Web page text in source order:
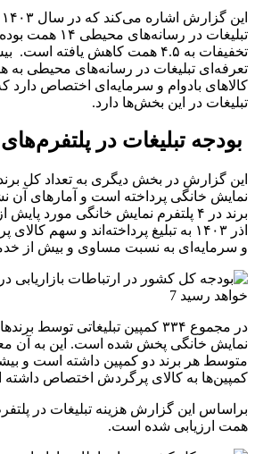
تبلیغات در
تعرفه‌ای تبلیغات در رسانه‌های محیطی به
کالاهای بادوام و سرمایه‌ای اختصاص دارد
تبلیغات در این بخش‌ها دارد.
بودجه تبلیغات در
این گزارش در بخش دیگری به تعداد کل
برند در ۴ پلتفرم نمایش خانگی مورد
اذر ۱۴۰۳ به تبلیغ پرداخته‌اند و سهم
و سرمایه‌ای به نسبت مساوی و بیش از
نمایش خانگی پخش شده است. این به آن
متوسط هر برند دو کمپین داشته است و
کمپین‌‌ها به کالای پرگردش اختصاص
همت ارزیابی شده است.